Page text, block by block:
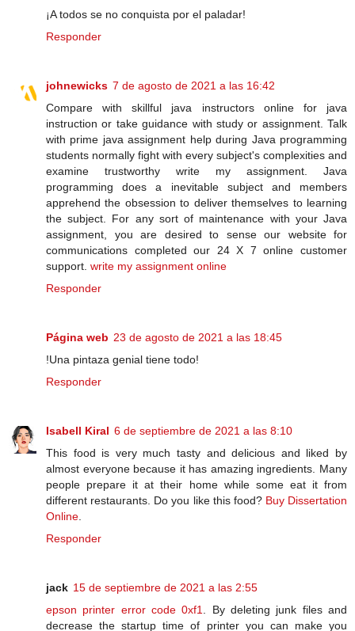
¡A todos se no conquista por el paladar!
Responder
johnewicks 7 de agosto de 2021 a las 16:42
Compare with skillful java instructors online for java
instruction or take guidance with study or assignment. Talk
with prime java assignment help during Java programming
students normally fight with every subject's complexities and
examine trustworthy write my assignment. Java
programming does a inevitable subject and members
apprehend the obsession to deliver themselves to learning
the subject. For any sort of maintenance with your Java
assignment, you are desired to sense our website for
communications completed our 24 X 7 online customer
support. write my assignment online
Responder
Página web 23 de agosto de 2021 a las 18:45
!Una pintaza genial tiene todo!
Responder
Isabell Kiral 6 de septiembre de 2021 a las 8:10
This food is very much tasty and delicious and liked by
almost everyone because it has amazing ingredients. Many
people prepare it at their home while some eat it from
different restaurants. Do you like this food? Buy Dissertation
Online
Responder
jack 15 de septiembre de 2021 a las 2:55
epson printer error code 0xf1
. By deleting junk files and
decrease the startup time of printer you can make you